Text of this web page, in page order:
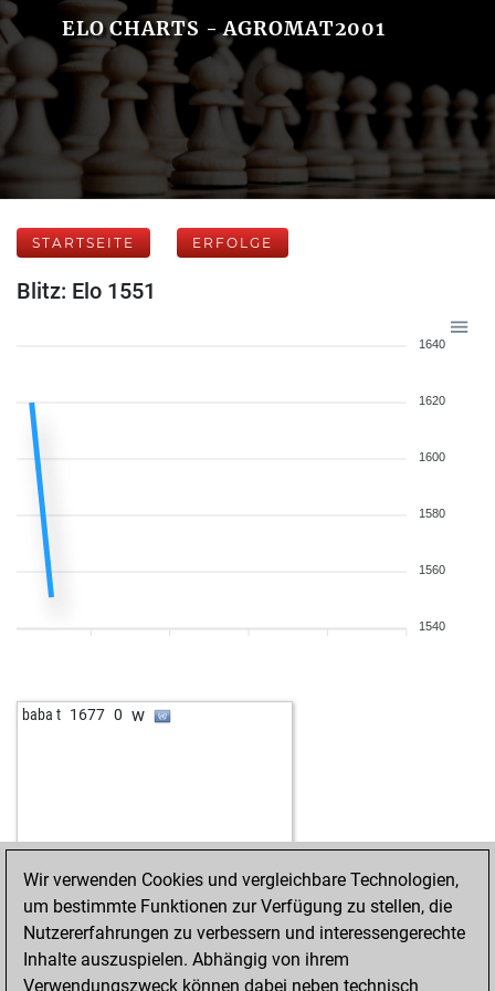
ELO CHARTS - AGROMAT2001
STARTSEITE ERFOLGE
Blitz: Elo 1551
1640
1620
1600
1580
1560
1540
baba t 1677 0 w
Wir verwenden Cookies und vergleichbare Technologien,
um bestimmte Funktionen zur Verfügung zu stellen, die
Nutzererfahrungen zu verbessern und interessengerechte
Inhalte auszuspielen. Abhängig von ihrem
Verwendungszweck können dabei neben technisch